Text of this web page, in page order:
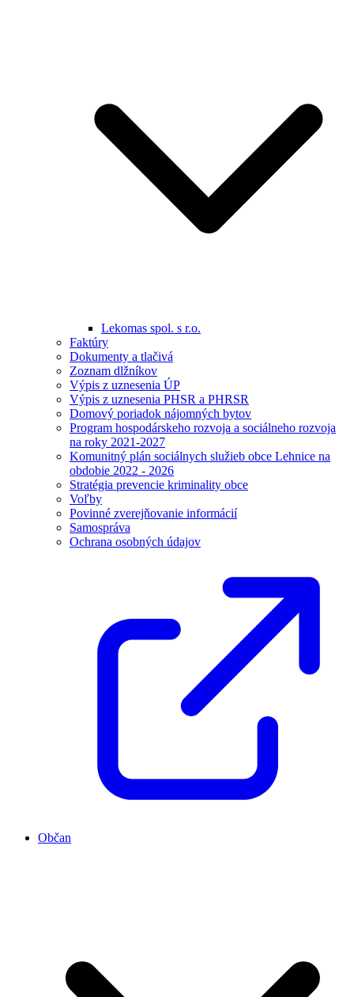
Lekomas spol. s r.o.
Faktúry
Dokumenty a tlačivá
Zoznam dlžníkov
Výpis z uznesenia ÚP
Výpis z uznesenia PHSR a PHRSR
Domový poriadok nájomných bytov
Program hospodárskeho rozvoja a sociálneho rozvoja
na roky 2021-2027
Komunitný plán sociálnych služieb obce Lehnice na
obdobie 2022 - 2026
Stratégia prevencie kriminality obce
Voľby
Povinné zverejňovanie informácií
Samospráva
Ochrana osobných údajov
Občan